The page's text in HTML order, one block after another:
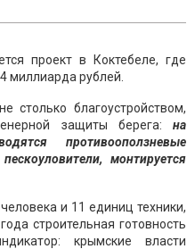
проект в Коктебеле, где
миллиарда рублей.
столько благоустройством,
защиты берега: на
противооползневые
монтируется
и 11 единиц техники,
строительная готовность
крымские власти